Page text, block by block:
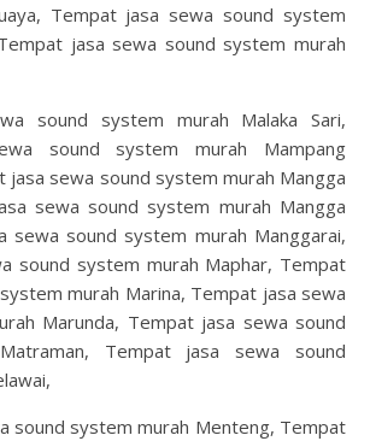
Tempat jasa sewa sound system
jasa sewa sound system murah
sound system murah Malaka Sari,
sound system murah Mampang
jasa sewa sound system murah Mangga
sewa sound system murah Mangga
sewa sound system murah Manggarai,
sound system murah Maphar, Tempat
murah Marina, Tempat jasa sewa
Marunda, Tempat jasa sewa sound
Tempat jasa sewa sound
sound system murah Menteng, Tempat